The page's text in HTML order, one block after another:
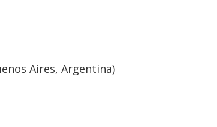
Aires, Argentina)